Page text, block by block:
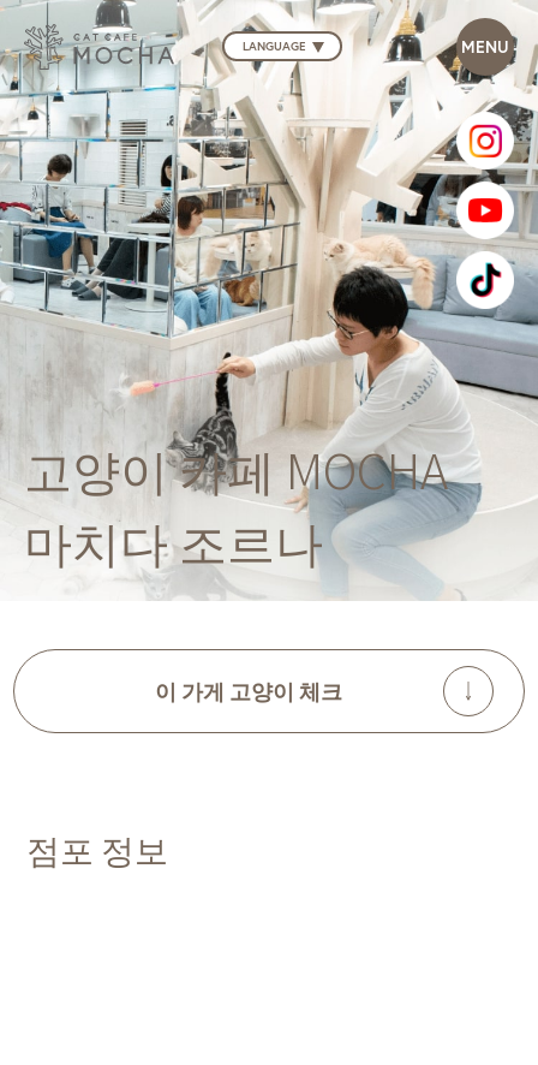
LANGUAGE
고양이 카페 MOCHA
마치다 조르나
이 가게 고양이 체크
점포 정보